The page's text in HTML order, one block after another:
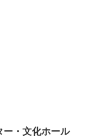
ー・文化ホール